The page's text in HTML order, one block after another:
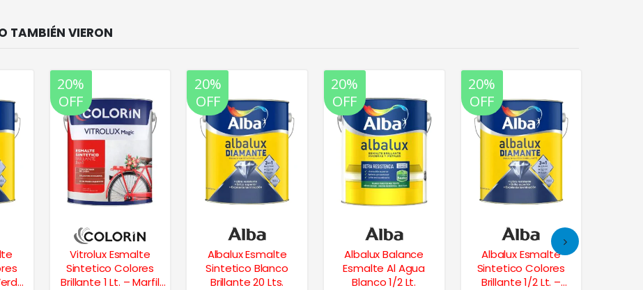
20%
OFF
Vitrolux Esmalte
Sintetico Colores
Brillante 1 Lt. – Marfil
20%
OFF
Albalux Esmalte
Sintetico Blanco
Brillante 20 Lts.
20%
OFF
Albalux Balance
Esmalte Al Agua
Blanco 1/2 Lt.
20%
OFF
Albalux Esmalte
Sintetico Colores
Brillante 1/2 Lt. –